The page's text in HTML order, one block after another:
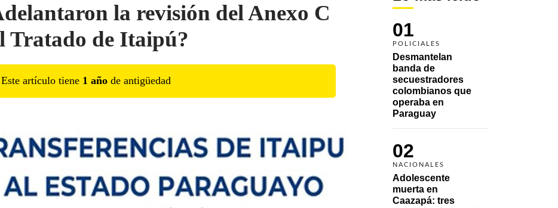
01
POLICIALES
Desmantelan
banda de
secuestradores
colombianos que
operaba en
Paraguay
02
NACIONALES
Adolescente
muerta en
Caazapá: tres
la revisión del Anexo C
Tratado de Itaipú?
Este artículo tiene 1 año de antigüedad